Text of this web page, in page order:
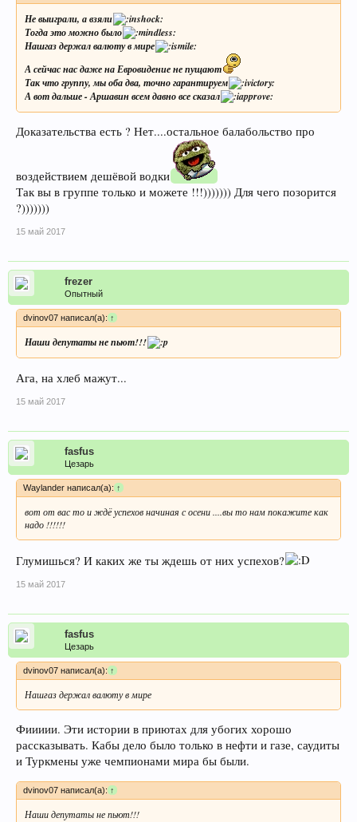
Не выиграли, а взяли
Тогда это можно было
Нашгаз держал валюту в мире
А сейчас нас даже на Евровидение не пущают
Так что группу, мы оба два, точно гарантируем
А вот дальше - Аршавин всем давно все сказал
Доказательства есть ? Нет....остальное балабольство про
воздействием дешёвой водки
Так вы в группе только и можете !!!))))))) Для чего позорится
?)))))))
15 май 2017
frezer
Опытный
dvinov07 написал(а): ↑
Наши депутаты не пьют!!!
Ага, на хлеб мажут...
15 май 2017
fasfus
Цезарь
Waylander написал(а):↑
вот от вас то и ждё успехов начиная с осени ....вы то нам покажите как
надо !!!!!!
Глумишься? И каких же ты ждешь от них успехов?
15 май 2017
fasfus
Цезарь
dvinov07 написал(а):↑
Нашгаз держал валюту в мире
Фиииии. Эти истории в приютах для убогих хорошо
рассказывать. Кабы дело было только в нефти и газе, саудиты
и Туркмены уже чемпионами мира бы были.
dvinov07 написал(а):↑
Наши депутаты не пьют!!!